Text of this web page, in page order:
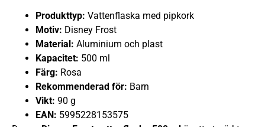
Produkttyp: Vattenflaska med pipkork
Motiv: Disney Frost
Material: Aluminium och plast
Kapacitet: 500 ml
Färg: Rosa
Rekommenderad för: Barn
Vikt: 90 g
EAN: 5995228153575